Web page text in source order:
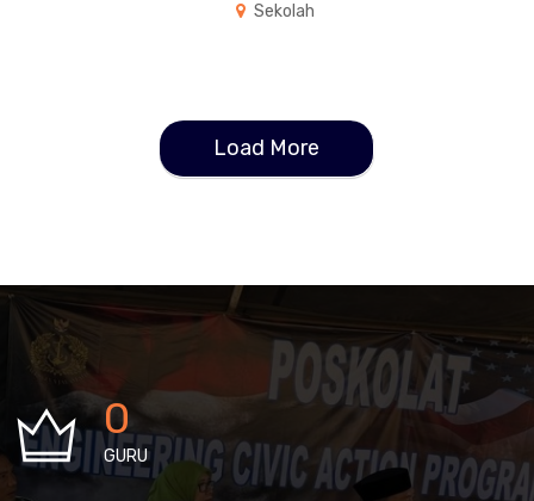
Sekolah
Load More
0
GURU